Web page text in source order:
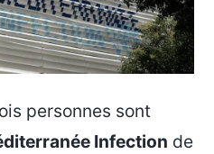
personnes sont
Infection de